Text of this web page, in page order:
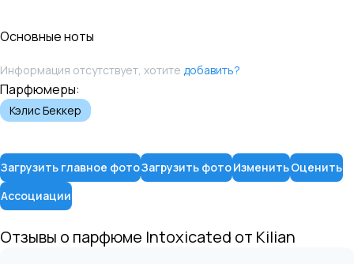
Основные ноты
Информация отсутствует, хотите добавить?
Парфюмеры:
Кэлис Беккер
Загрузить главное фотоЗагрузить фотоИзменитьОценить
Ассоциации
Отзывы о парфюме Intoxicated от Kilian